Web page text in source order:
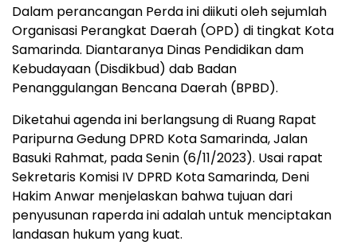
Dalam perancangan Perda ini diikuti oleh sejumlah
Organisasi Perangkat Daerah (OPD) di tingkat Kota
Samarinda. Diantaranya Dinas Pendidikan dam
Kebudayaan (Disdikbud) dab Badan
Penanggulangan Bencana Daerah (BPBD).
Diketahui agenda ini berlangsung di Ruang Rapat
Paripurna Gedung DPRD Kota Samarinda, Jalan
Basuki Rahmat, pada Senin (6/11/2023). Usai rapat
Sekretaris Komisi IV DPRD Kota Samarinda, Deni
Hakim Anwar menjelaskan bahwa tujuan dari
penyusunan raperda ini adalah untuk menciptakan
landasan hukum yang kuat.